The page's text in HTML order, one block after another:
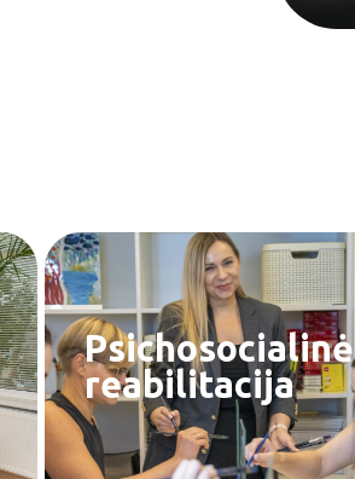
Psichosocialinė
reabilitacija